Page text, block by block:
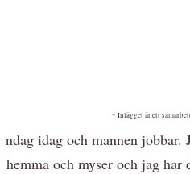
* Inlägget är ett
idag och mannen jobbar.
hemma och myser och jag har